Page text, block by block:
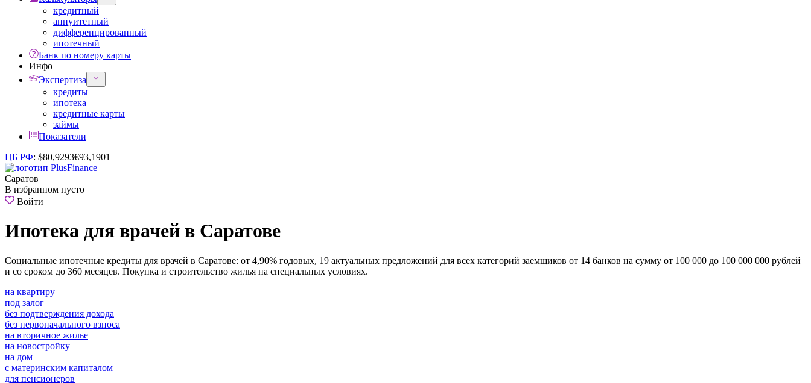
кредитный
аннуитетный
дифференцированный
ипотечный
Банк по номеру карты
Инфо
Экспертиза
кредиты
ипотека
кредитные карты
займы
Показатели
ЦБ РФ: $80,9293€93,1901
Саратов
В избранном пусто
Войти
Ипотека для врачей в Саратове
Социальные ипотечные кредиты для врачей в Саратове: от 4,90% годовых, 19 актуальных предложений для всех категорий заемщиков от 14 банков на сумму от 100 000 до 100 000 000 рублей
и со сроком до 360 месяцев. Покупка и строительство жилья на специальных условиях.
на квартиру
под залог
без подтверждения дохода
без первоначального взноса
на вторичное жилье
на новостройку
на дом
с материнским капиталом
для пенсионеров